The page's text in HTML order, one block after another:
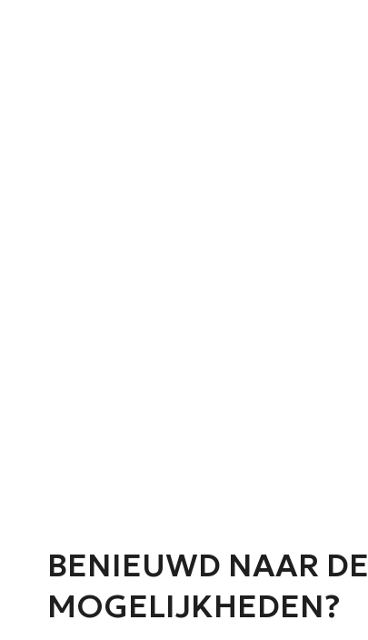
BENIEUWD NAAR DE
MOGELIJKHEDEN?